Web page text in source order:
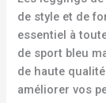
de style et de
essentiel à
de sport bleu
de haute
améliorer vos